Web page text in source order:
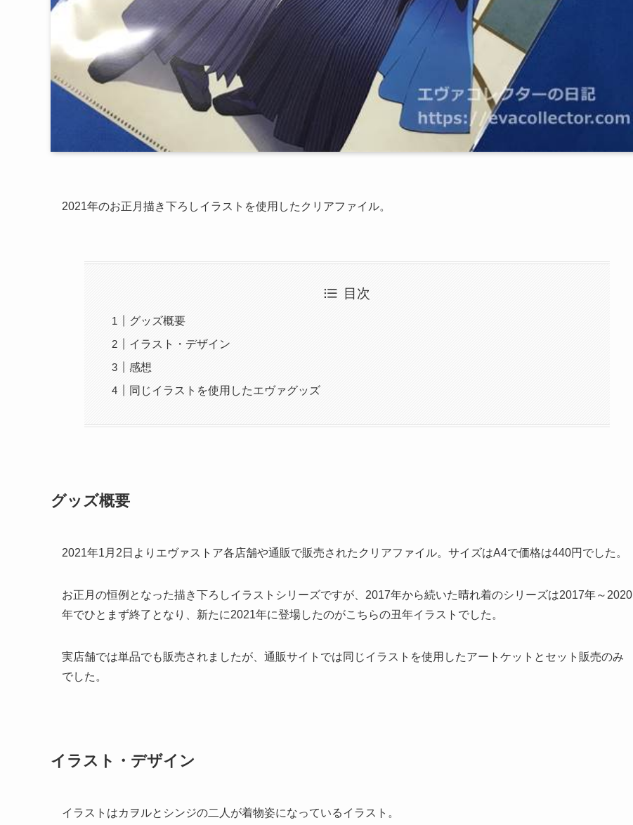
2021年のお正月描き下ろしイラストを使用したクリアファイル。
目次
グッズ概要
イラスト・デザイン
感想
同じイラストを使用したエヴァグッズ
グッズ概要
2021年1月2日よりエヴァストア各店舗や通販で販売されたクリアファイル。サイズはA4で価格は440円でした。
お正月の恒例となった描き下ろしイラストシリーズですが、2017年から続いた晴れ着のシリーズは2017年～2020
年でひとまず終了となり、新たに2021年に登場したのがこちらの丑年イラストでした。
実店舗では単品でも販売されましたが、通販サイトでは同じイラストを使用したアートケットとセット販売のみ
でした。
イラスト・デザイン
イラストはカヲルとシンジの二人が着物姿になっているイラスト。